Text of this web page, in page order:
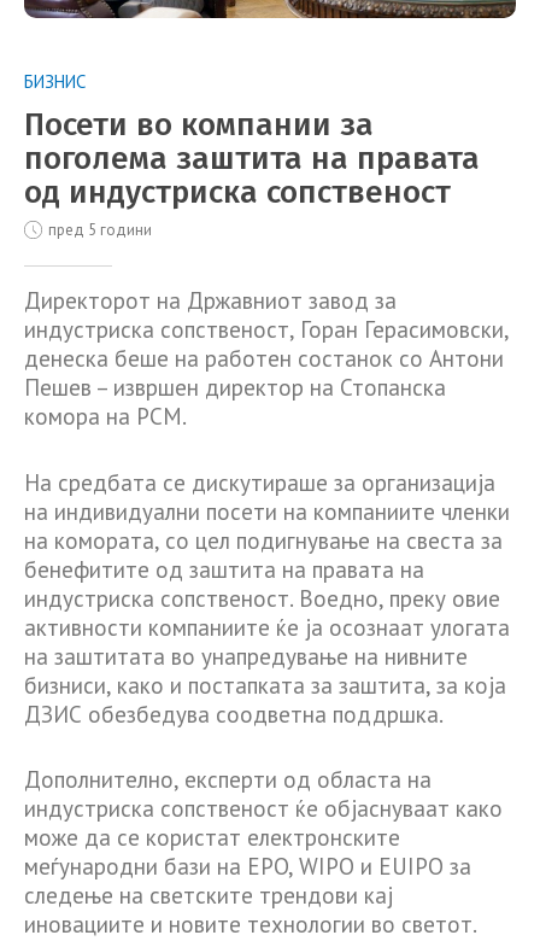
БИЗНИС
Посети во компании за
поголема заштита на правата
од индустриска сопственост
пред 5 години
Директорот на Државниот завод за
индустриска сопственост, Горан Герасимовски,
денеска беше на работен состанок со Антони
Пешев – извршен директор на Стопанска
комора на РСМ.
На средбата се дискутираше за организација
на индивидуални посети на компаниите членки
на комората, со цел подигнување на свеста за
бенефитите од заштита на правата на
индустриска сопственост. Воедно, преку овие
активности компаниите ќе ја осознаат улогата
на заштитата во унапредување на нивните
бизниси, како и постапката за заштита, за која
ДЗИС обезбедува соодветна поддршка.
Дополнително, експерти од областа на
индустриска сопственост ќе објаснуваат како
може да се користат електронските
меѓународни бази на EPO, WIPO и EUIPO за
следење на светските трендови кај
иновациите и новите технологии во светот.